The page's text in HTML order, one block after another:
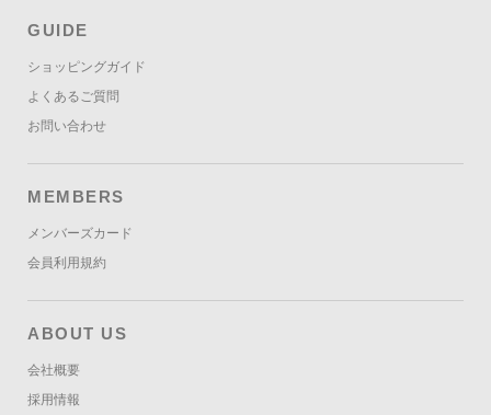
GUIDE
ショッピングガイド
よくあるご質問
お問い合わせ
MEMBERS
メンバーズカード
会員利用規約
ABOUT US
会社概要
採用情報